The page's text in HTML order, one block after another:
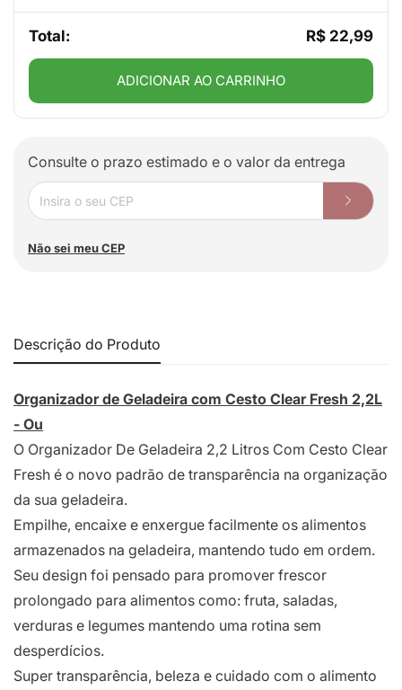
Total: R$ 22,99
ADICIONAR AO CARRINHO
Consulte o prazo estimado e o valor da entrega
Não sei meu CEP
Descrição do Produto
Organizador de Geladeira com Cesto Clear Fresh 2,2L
- Ou
O Organizador De Geladeira 2,2 Litros Com Cesto Clear
Fresh é o novo padrão de transparência na organização
da sua geladeira.
Empilhe, encaixe e enxergue facilmente os alimentos
armazenados na geladeira, mantendo tudo em ordem.
Seu design foi pensado para promover frescor
prolongado para alimentos como: fruta, saladas,
verduras e legumes mantendo uma rotina sem
desperdícios.
Super transparência, beleza e cuidado com o alimento